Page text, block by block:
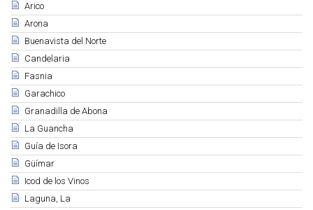
Arico
Arona
Buenavista del Norte
Candelaria
Fasnia
Garachico
Granadilla de Abona
La Guancha
Guía de Isora
Güímar
Icod de los Vinos
Laguna, La